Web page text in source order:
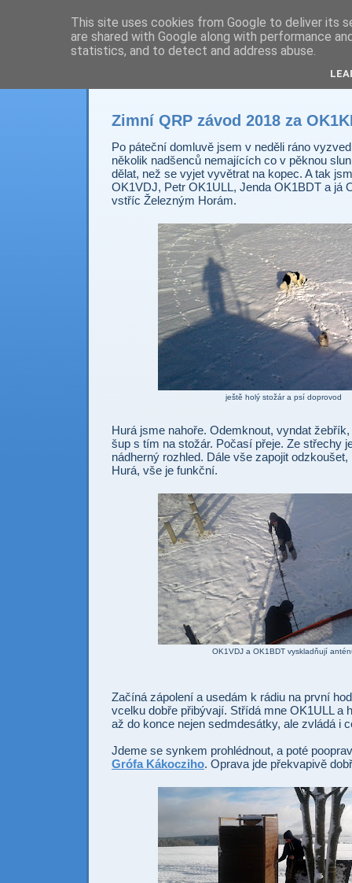
Prdec - Pardubice
Zimní QRP závod 2018 za
Po páteční domluvě jsem v neděli ráno
několik nadšenců nemajících co v pěknou
dělat, než se vyjet vyvětrat na kopec. A tak
OK1VDJ, Petr OK1ULL, Jenda OK1BDT a já
vstříc Železným Horám.
ještě holý stožár a psí doprovod
Hurá jsme nahoře. Odemknout, vyndat
šup s tím na stožár. Počasí přeje. Ze střechy
nádherný rozhled. Dále vše zapojit
Hurá, vše je funkční.
OK1VDJ a OK1BDT vyskladňují
Začíná zápolení a usedám k rádiu na první
vcelku dobře přibývají. Střídá mne OK1ULL a
až do konce nejen sedmdesátky, ale zvládá i
Jdeme se synkem prohlédnout, a poté
Grófa Kákocziho. Oprava jde překvapivě
This site uses cookies from Google to deliver its
are shared with Google along with performance
statistics, and to detect and address abuse.